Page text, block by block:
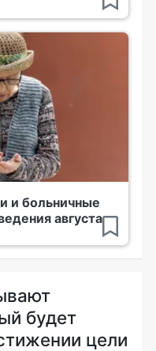
и больничные
августа
будет
цели